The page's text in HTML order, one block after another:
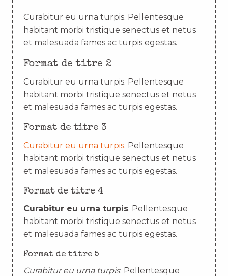
Curabitur eu urna turpis. Pellentesque
habitant morbi tristique senectus et netus
et malesuada fames ac turpis egestas.
Format de titre 2
Curabitur eu urna turpis. Pellentesque
habitant morbi tristique senectus et netus
et malesuada fames ac turpis egestas.
Format de titre 3
Curabitur eu urna turpis. Pellentesque
habitant morbi tristique senectus et netus
et malesuada fames ac turpis egestas.
Format de titre 4
Curabitur eu urna turpis. Pellentesque
habitant morbi tristique senectus et netus
et malesuada fames ac turpis egestas.
Format de titre 5
Curabitur eu urna turpis. Pellentesque